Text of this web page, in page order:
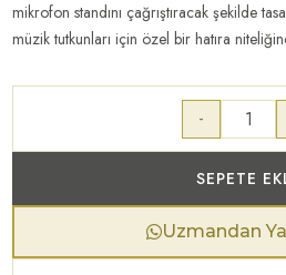
mikrofon standını çağrıştıracak şekilde
müzik tutkunları için özel bir hatıra
-
SEPETE
Uzmandan